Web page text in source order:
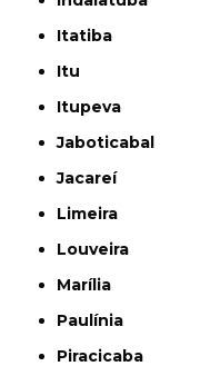
Itatiba
Itu
Itupeva
Jaboticabal
Jacareí
Limeira
Louveira
Marília
Paulínia
Piracicaba